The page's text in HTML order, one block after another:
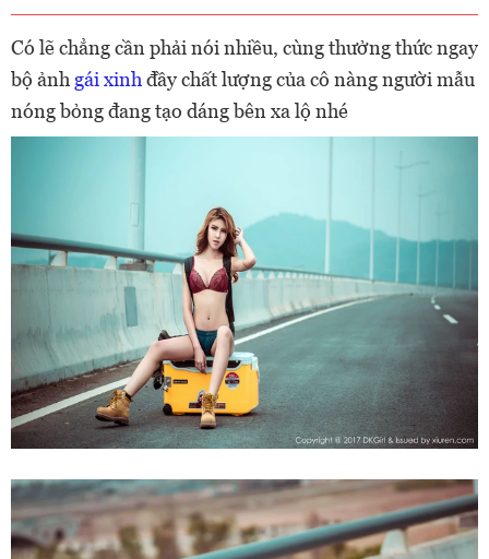
Có lẽ chẳng cần phải nói nhiều, cùng thưởng thức ngay
bộ ảnh gái xinhđầy chất lượng của cô nàng người mẫu
nóng bỏng đang tạo dáng bên xa lộ nhé